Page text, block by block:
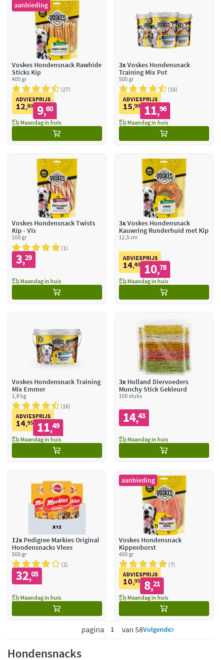
aanbieding
Voskes Hondensnack Rawhide
Sticks Kip
400 gr
27
ADVIESPRIJS
12,80 9,60
Maandag in huis
3xVoskes Hondensnack
Training Mix Pot
500 gr
16
ADVIESPRIJS
15,90 11,96
Maandag in huis
Voskes Hondensnack Twists
Kip - Vis
100 gr
1
3,29
Maandag in huis
3xVoskes Hondensnack
Kauwring Runderhuid met Kip
12,5 cm
ADVIESPRIJS
14,40 10,78
Maandag in huis
Voskes Hondensnack Training
Mix Emmer
1,8 kg
16
ADVIESPRIJS
14,95 11,49
Maandag in huis
3xHolland Diervoeders
Munchy Stick Gekleurd
100 stuks
14,43
Maandag in huis
12x Pedigree Markies Original
Hondensnacks Vlees
500 gr
2
32,05
Maandag in huis
aanbieding
Voskes Hondensnack
Kippenborst
400 gr
7
ADVIESPRIJS
10,95 8,21
Maandag in huis
pagina van 58Volgende
Hondensnacks